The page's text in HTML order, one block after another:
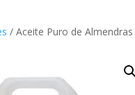
/ Aceite Puro de